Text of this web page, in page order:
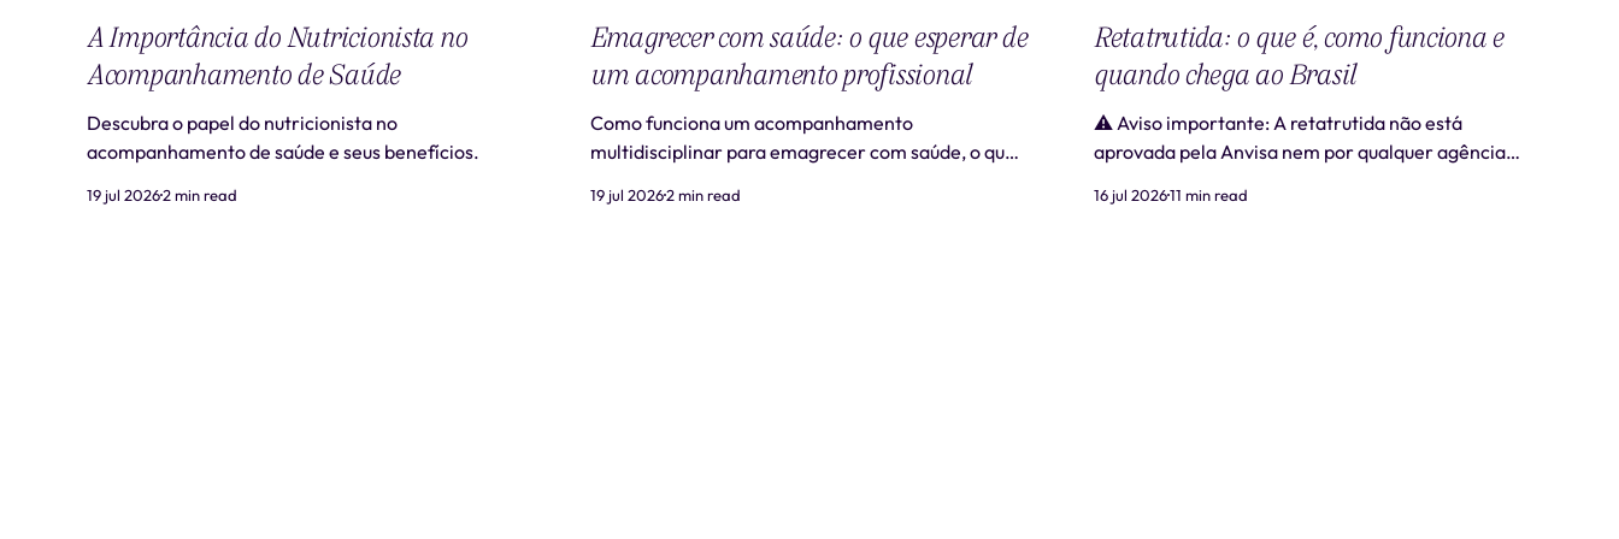
A Importância do Nutricionista no
Acompanhamento de Saúde
Descubra o papel do nutricionista no
acompanhamento de saúde e seus benefícios.
19 jul 20262 min read
Emagrecer com saúde: o que esperar de
um acompanhamento profissional
Como funciona um acompanhamento
multidisciplinar para emagrecer com saúde, o que
profissional.
19 jul 20262 min read
Retatrutida: o que é, como funciona e
quando chega ao Brasil
⚠️ Aviso importante: A retatrutida não está
aprovada pela Anvisa nem por qualquer agência
como "retatrutida" fora de estudos clínicos
16 jul 202611 min read